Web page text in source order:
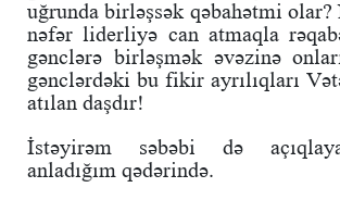
uğrunda birləşsək qəbahətmi
nəfər liderliyə can atmaqla
gənclərə birləşmək əvəzinə
gənclərdəki bu fikir ayrılıqları
atılan daşdır!
İstəyirəm səbəbi də
anladığım qədərində.